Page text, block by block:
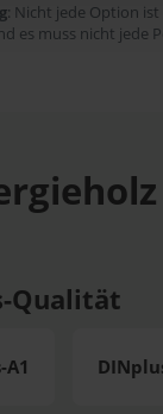
: Nicht jede Option
es muss nicht jede
Qualität